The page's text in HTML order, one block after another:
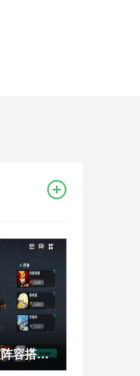
《赛尔计划》艾尼塔火队阵容搭配及推图思路攻略